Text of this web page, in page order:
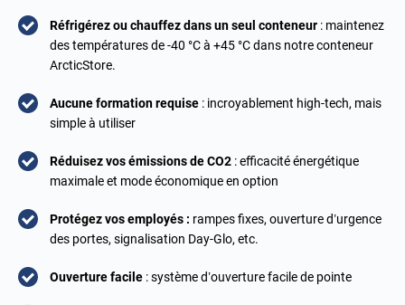
Réfrigérez ou chauffez dans un seul conteneur : maintenez
des températures de -40 °C à +45 °C dans notre conteneur
ArcticStore.
Aucune formation requise : incroyablement high-tech, mais
simple à utiliser
Réduisez vos émissions de CO2 : efficacité énergétique
maximale et mode économique en option
Protégez vos employés : rampes fixes, ouverture d’urgence
des portes, signalisation Day-Glo, etc.
Ouverture facile : système d’ouverture facile de pointe